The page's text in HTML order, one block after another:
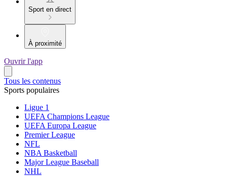
Sport en direct
À proximité
Ouvrir l'app
Tous les contenus
Sports populaires
Ligue 1
UEFA Champions League
UEFA Europa League
Premier League
NFL
NBA Basketball
Major League Baseball
NHL